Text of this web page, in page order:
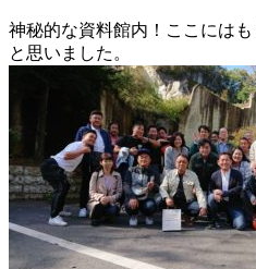
神秘的な資料館内！ここには
と思いました。